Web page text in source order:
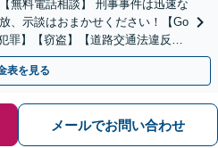
無料電話相談】 刑事事件は迅速な
、示談はおまかせください！【Go
罪】【窃盗】【道路交通法違反】
ます！！
表を見る
メールでお問い合わせ